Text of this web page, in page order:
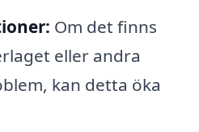
Om det finns
eller andra
kan detta öka